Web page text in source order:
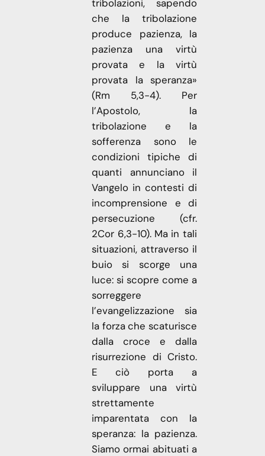
tribolazioni, sapendo
che la tribolazione
produce pazienza, la
pazienza una virtù
provata e la virtù
provata la speranza»
(Rm 5,3-4). Per
l’Apostolo, la
tribolazione e la
sofferenza sono le
condizioni tipiche di
quanti annunciano il
Vangelo in contesti di
incomprensione e di
persecuzione (cfr.
2Cor 6,3-10). Ma in tali
situazioni, attraverso il
buio si scorge una
luce: si scopre come a
sorreggere
l’evangelizzazione sia
la forza che scaturisce
dalla croce e dalla
risurrezione di Cristo.
E ciò porta a
sviluppare una virtù
strettamente
imparentata con la
speranza: la pazienza.
Siamo ormai abituati a